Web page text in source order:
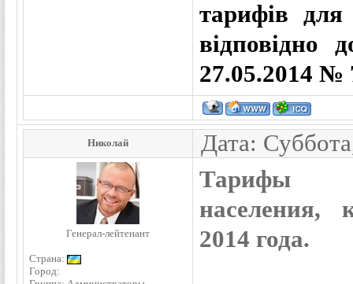
тарифів для
27.05.2014 №
Николай Дата:
Генерал-лейтенант
Страна:
Город:
Тарифы
населения,
2014 года.